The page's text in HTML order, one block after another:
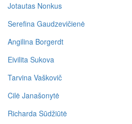
Jotautas Nonkus
Serefina Gaudzevičienė
Angilina Borgerdt
Eivilita Sukova
Tarvina Vaškovič
Cilė Janašonytė
Richarda Sūdžiūtė